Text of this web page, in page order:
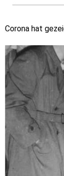
Corona hat